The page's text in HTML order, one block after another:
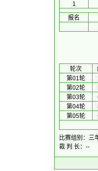
1
报名
轮次
第01轮
第02轮
第03轮
第04轮
第05轮
比赛组别：三
裁 判 长：--